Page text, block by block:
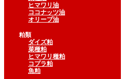
ヒマワリ油
ココナッツ油
オリーブ油
粕類
ダイズ粕
菜種粕
ヒマワリ種粕
コプラ粕
魚粕